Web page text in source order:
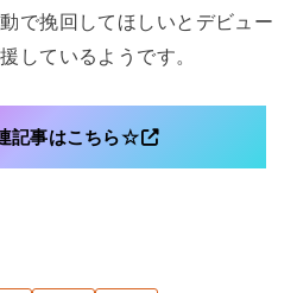
で挽回してほしいとデビュー
しているようです。
記事はこちら☆